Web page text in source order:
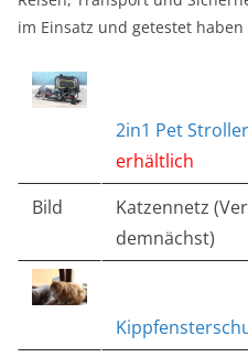
im Einsatz und getestet haben
2in1 Pet Stroller
erhältlich
Bild
Katzennetz
demnächst)